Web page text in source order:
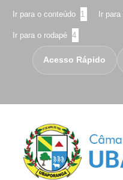
Ir para o conteúdo 1 Ir para
Ir para o rodapé 4
Acesso Rápido